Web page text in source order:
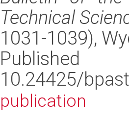
Technical
1031-1039),
Published
10.24425/
publication